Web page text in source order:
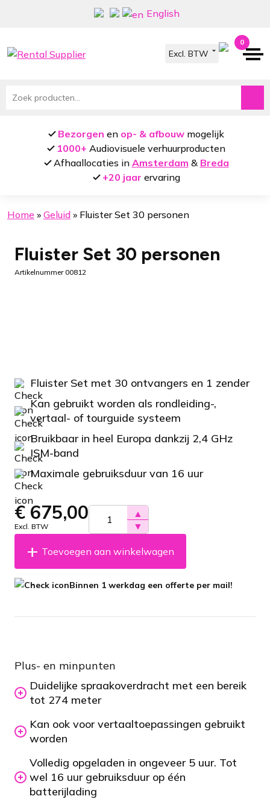
navigatie
inhoud
English
0
Zoeken
Bezorgen en op- & afbouw mogelijk
1000+ Audiovisuele verhuurproducten
Afhaallocaties in Amsterdam & Breda
+20 jaar ervaring
Home » Geluid » Fluister Set 30 personen
Fluister Set 30 personen
Artikelnummer 00812
Fluister Set met 30 ontvangers en 1 zender
Kan gebruikt worden als rondleiding-,
vertaal- of tourguide systeem
Bruikbaar in heel Europa dankzij 2,4 GHz
ISM-band
Maximale gebruiksduur van 16 uur
€ 675,00
Excl. BTW
▲
▼
Toevoegen aan winkelwagen
Binnen 1 werkdag een offerte per mail!
Plus- en minpunten
Duidelijke spraakoverdracht met een bereik
tot 274 meter
Kan ook voor vertaaltoepassingen gebruikt
worden
Volledig opgeladen in ongeveer 5 uur. Tot
wel 16 uur gebruiksduur op één
batterijlading